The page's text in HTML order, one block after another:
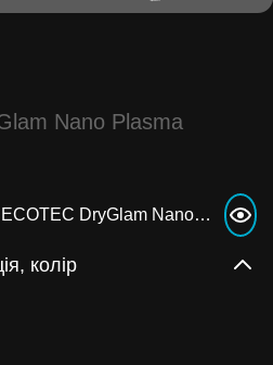
Nano Plasma
Інструкція Фен CECOTEC DryGlam Nano Plasma Aluminum
колір